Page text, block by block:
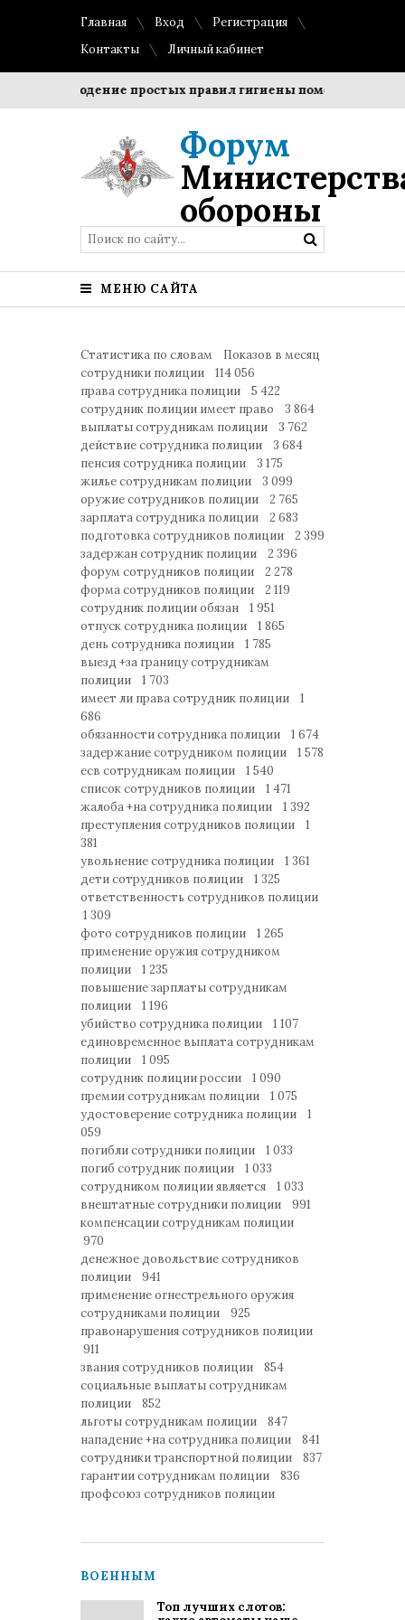
Главная Вход
Регистрация
Контакты
Личный кабинет
Соблюдение простых правил гигиены помогает
Форум
обороны
МЕНЮ САЙТА
Статистика по словам Показов в месяц
сотрудники полиции 114 056
права сотрудника полиции 5 422
сотрудник полиции имеет право 3 864
выплаты сотрудникам полиции 3 762
действие сотрудника полиции 3 684
пенсия сотрудника полиции 3 175
жилье сотрудникам полиции 3 099
оружие сотрудников полиции 2 765
зарплата сотрудника полиции 2 683
подготовка сотрудников полиции 2 399
задержан сотрудник полиции 2 396
форум сотрудников полиции 2 278
форма сотрудников полиции 2 119
сотрудник полиции обязан 1 951
отпуск сотрудника полиции 1 865
день сотрудника полиции 1 785
выезд +за границу сотрудникам
полиции 1 703
имеет ли права сотрудник полиции 1
686
обязанности сотрудника полиции 1 674
задержание сотрудником полиции 1 578
есв сотрудникам полиции 1 540
список сотрудников полиции 1 471
жалоба +на сотрудника полиции 1 392
преступления сотрудников полиции 1
381
увольнение сотрудника полиции 1 361
дети сотрудников полиции 1 325
ответственность сотрудников полиции
1 309
фото сотрудников полиции 1 265
применение оружия сотрудником
полиции 1 235
повышение зарплаты сотрудникам
полиции 1 196
убийство сотрудника полиции 1 107
единовременное выплата сотрудникам
полиции 1 095
сотрудник полиции россии 1 090
премии сотрудникам полиции 1 075
удостоверение сотрудника полиции 1
059
погибли сотрудники полиции 1 033
погиб сотрудник полиции 1 033
сотрудником полиции является 1 033
внештатные сотрудники полиции 991
компенсации сотрудникам полиции
970
денежное довольствие сотрудников
полиции 941
применение огнестрельного оружия
сотрудниками полиции 925
правонарушения сотрудников полиции
911
звания сотрудников полиции 854
социальные выплаты сотрудникам
полиции 852
льготы сотрудникам полиции 847
нападение +на сотрудника полиции 841
сотрудники транспортной полиции 837
гарантии сотрудникам полиции 836
профсоюз сотрудников полиции
ВОЕННЫМ
Топ лучших слотов: